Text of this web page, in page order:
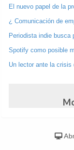
El nuevo papel de la
¿ Comunicación de
Periodista indie busca
Spotify como posible
Un lector ante la crisis